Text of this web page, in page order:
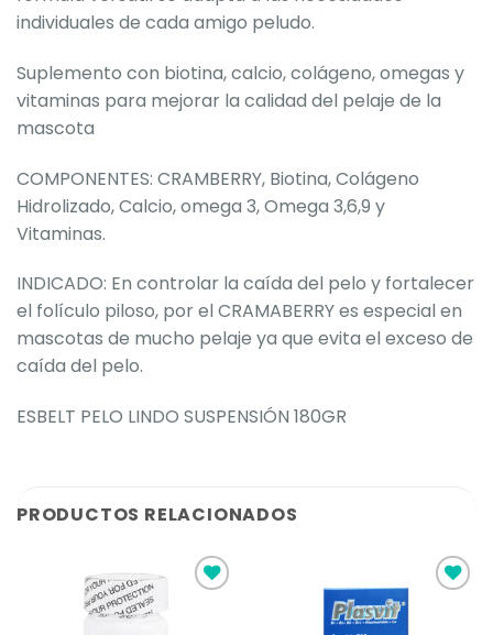
individuales de cada amigo peludo.
Suplemento con biotina, calcio, colágeno, omegas y
vitaminas para mejorar la calidad del pelaje de la
mascota
COMPONENTES: CRAMBERRY, Biotina, Colágeno
Hidrolizado, Calcio, omega 3, Omega 3,6,9 y
Vitaminas.
INDICADO: En controlar la caída del pelo y fortalecer
el folículo piloso, por el CRAMABERRY es especial en
mascotas de mucho pelaje ya que evita el exceso de
caída del pelo.
ESBELT PELO LINDO SUSPENSIÓN 180GR
PRODUCTOS RELACIONADOS